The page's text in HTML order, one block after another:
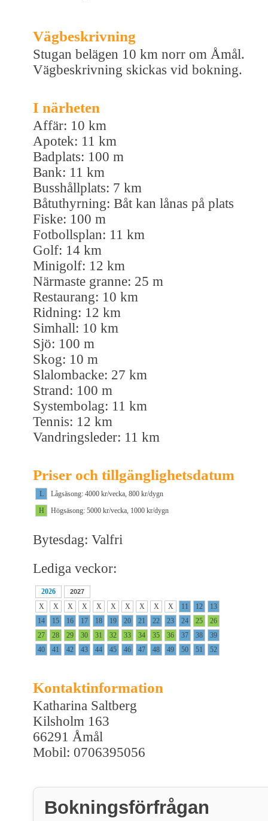
Vägbeskrivning
Stugan belägen 10 km norr om Åmål.
Vägbeskrivning skickas vid bokning.
I närheten
Affär: 10 km
Apotek: 11 km
Badplats: 100 m
Bank: 11 km
Busshållplats: 7 km
Båtuthyrning: Båt kan lånas på plats
Fiske: 100 m
Fotbollsplan: 11 km
Golf: 14 km
Minigolf: 12 km
Närmaste granne: 25 m
Restaurang: 10 km
Ridning: 12 km
Simhall: 10 km
Sjö: 100 m
Skog: 10 m
Slalombacke: 27 km
Strand: 100 m
Systembolag: 11 km
Tennis: 12 km
Vandringsleder: 11 km
Priser och tillgänglighetsdatum
L
Lågsäsong: 4000 kr/vecka, 800 kr/dygn
H
Högsäsong: 5000 kr/vecka, 1000 kr/dygn
Bytesdag: Valfri
Lediga veckor:
2026 2027
X X X X X X X X X X 11 12
13
14
15 16 17 18 19 20 21 22 23 24 25
26
27
28 29 30 31 32 33 34 35 36 37 38
39
40
41 42 43 44 45 46 47 48 49 50 51 52
Kontaktinformation
Katharina Saltberg
Kilsholm 163
66291 Åmål
Mobil: 0706395056
Bokningsförfrågan